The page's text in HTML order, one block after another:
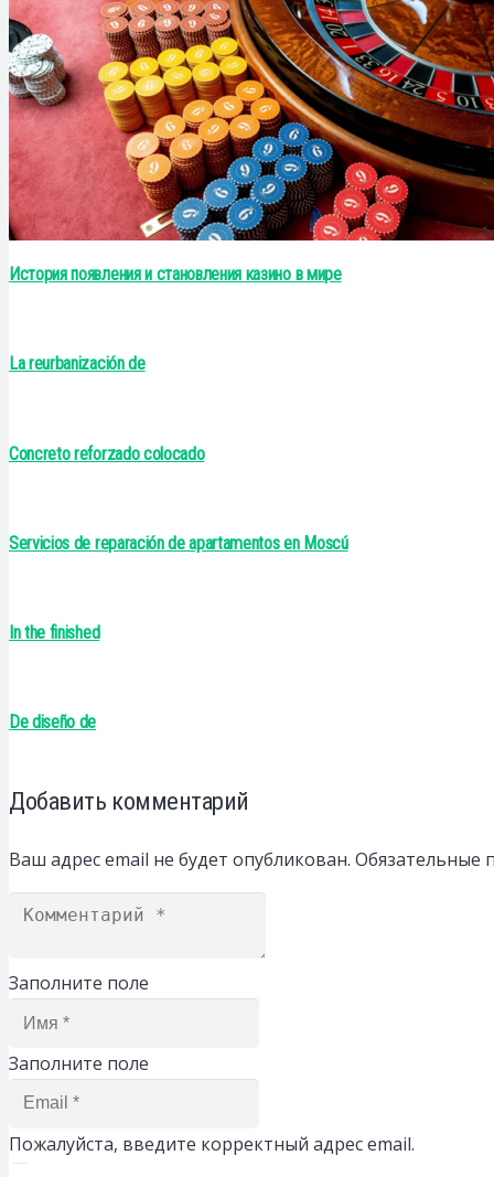
История появления и становления казино в мире
La reurbanización de
Concreto reforzado colocado
Servicios de reparación de apartamentos en Moscú
In the finished
De diseño de
Добавить комментарий
Ваш адрес email не будет опубликован. Обязательные
Заполните поле
Заполните поле
Пожалуйста, введите корректный адрес email.